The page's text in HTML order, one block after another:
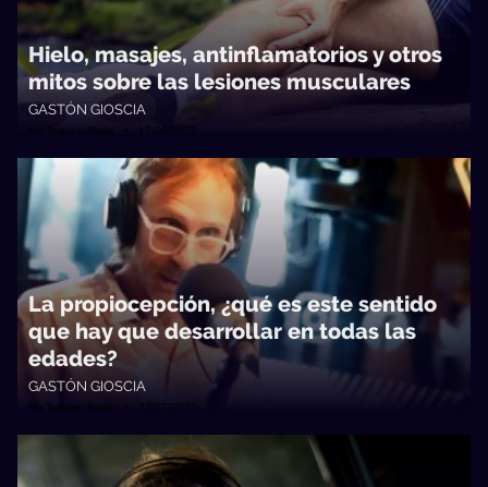
Hielo, masajes, antinflamatorios y otros
mitos sobre las lesiones musculares
GASTÓN GIOSCIA
No Toquen Nada • 17/09/2025
La propiocepción, ¿qué es este sentido
que hay que desarrollar en todas las
edades?
GASTÓN GIOSCIA
No Toquen Nada • 23/07/2025